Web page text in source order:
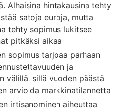
Alhaisina hintakausina tehty
satoja euroja, mutta
tehty sopimus lukitsee
pitkäksi aikaa
sopimus tarjoaa parhaan
ja
välillä, sillä vuoden päästä
arvioida markkinatilannetta
irtisanominen aiheuttaa